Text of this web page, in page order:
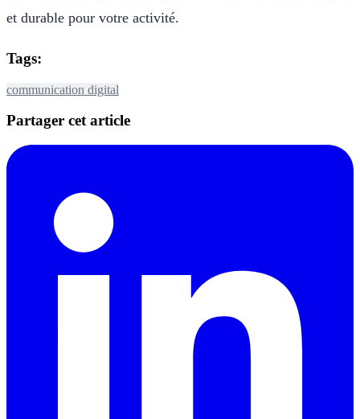
et durable pour votre activité.
Tags:
communication digital
Partager cet article